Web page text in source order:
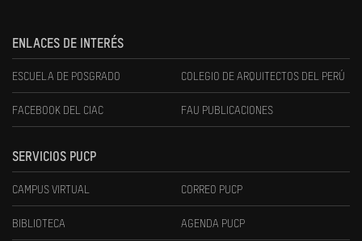
ENLACES DE INTERÉS
ESCUELA DE POSGRADO COLEGIO DE ARQUITECTOS DEL PERÚ
FACEBOOK DEL CIAC FAU PUBLICACIONES
SERVICIOS PUCP
CAMPUS VIRTUAL CORREO PUCP
BIBLIOTECA AGENDA PUCP